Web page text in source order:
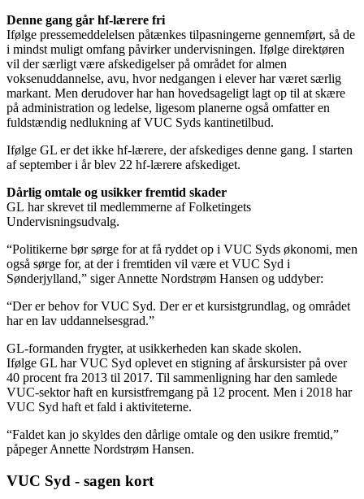
Denne gang går hf-lærere fri
Ifølge pressemeddelelsen påtænkes tilpasningerne gennemført, så de
i mindst muligt omfang påvirker undervisningen. Ifølge direktøren
vil der særligt være afskedigelser på området for almen
voksenuddannelse, avu, hvor nedgangen i elever har været særlig
markant. Men derudover har han hovedsageligt lagt op til at skære
på administration og ledelse, ligesom planerne også omfatter en
fuldstændig nedlukning af VUC Syds kantinetilbud.
Ifølge GL er det ikke hf-lærere, der afskediges denne gang. I starten
af september i år blev 22 hf-lærere afskediget.
Dårlig omtale og usikker fremtid skader
GL har skrevet til medlemmerne af Folketingets
Undervisningsudvalg.
“Politikerne bør sørge for at få ryddet op i VUC Syds økonomi, men
også sørge for, at der i fremtiden vil være et VUC Syd i
Sønderjylland,” siger Annette Nordstrøm Hansen og uddyber:
“Der er behov for VUC Syd. Der er et kursistgrundlag, og området
har en lav uddannelsesgrad.”
GL-formanden frygter, at usikkerheden kan skade skolen.
Ifølge GL har VUC Syd oplevet en stigning af årskursister på over
40 procent fra 2013 til 2017. Til sammenligning har den samlede
VUC-sektor haft en kursistfremgang på 12 procent. Men i 2018 har
VUC Syd haft et fald i aktiviteterne.
“Faldet kan jo skyldes den dårlige omtale og den usikre fremtid,”
påpeger Annette Nordstrøm Hansen.
VUC Syd - sagen kort